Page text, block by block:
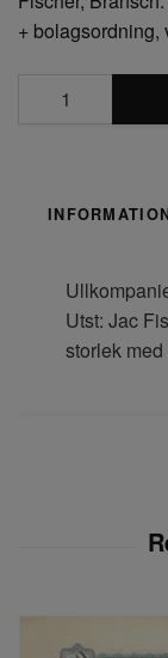
+ bolagsordning,
Utst: Jac
storlek